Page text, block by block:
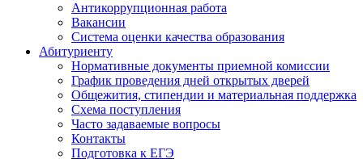
Антикоррупционная работа
Вакансии
Система оценки качества образования
Абитуриенту
Нормативные документы приемной комиссии
График проведения дней открытых дверей
Общежития, стипендии и материальная поддержка
Схема поступления
Часто задаваемые вопросы
Контакты
Подготовка к ЕГЭ